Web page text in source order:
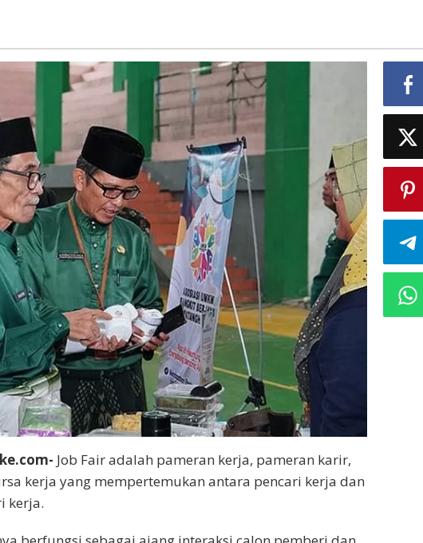
Job Fair adalah pameran kerja, pameran karir,
kerja yang mempertemukan antara pencari kerja dan
kerja.